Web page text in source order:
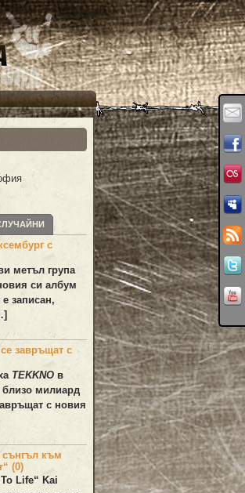
с
метъл група
си албум
записан,
завръщат с
TEKKNO в
милиард
с новия
сънгъл към
(0)
Life“ Kai